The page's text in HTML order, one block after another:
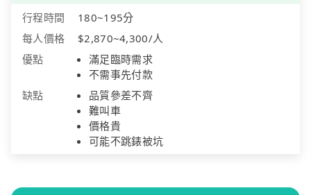
行程時間
180~195分
每人價格
$2,870~4,300/人
優點
滿足臨時需求
不需事先付款
缺點
品質參差不齊
難叫車
價格貴
可能不跳錶被坑